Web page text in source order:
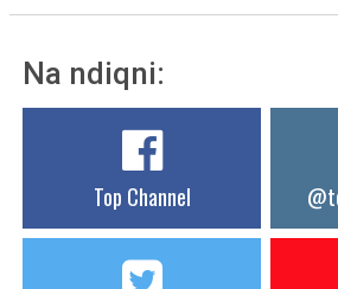
Na ndiqni:
Top Channel